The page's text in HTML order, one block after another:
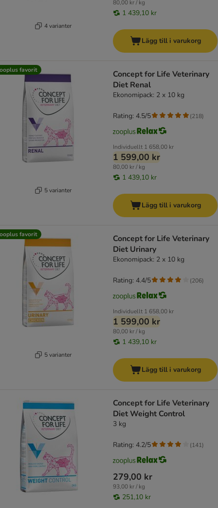
4 varianter
80,00 kr / kg
1 439,10 kr
Lägg till i varukorg
favorit
5 varianter
Concept for Life Veterinary
Diet Renal
Ekonomipack: 2 x 10 kg
Individuellt 1 658,00 kr
1 599,00 kr
80,00 kr / kg
1 439,10 kr
Rating: 4.5/5 (218)
Lägg till i varukorg
favorit
5 varianter
Concept for Life Veterinary
Diet Urinary
Ekonomipack: 2 x 10 kg
Individuellt 1 658,00 kr
1 599,00 kr
80,00 kr / kg
1 439,10 kr
Rating: 4.4/5 (206)
Lägg till i varukorg
Concept for Life Veterinary
Diet Weight Control
3 kg
279,00 kr
93,00 kr / kg
251,10 kr
Rating: 4.2/5 (141)